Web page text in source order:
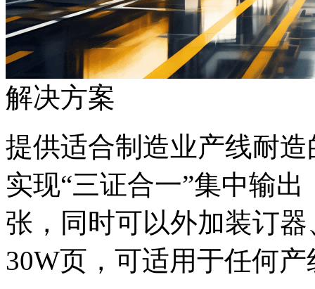
解决方案
提供适合制造业产线耐造
实现“三证合一”集中输出
张，同时可以外加装订器
30W页，可适用于任何